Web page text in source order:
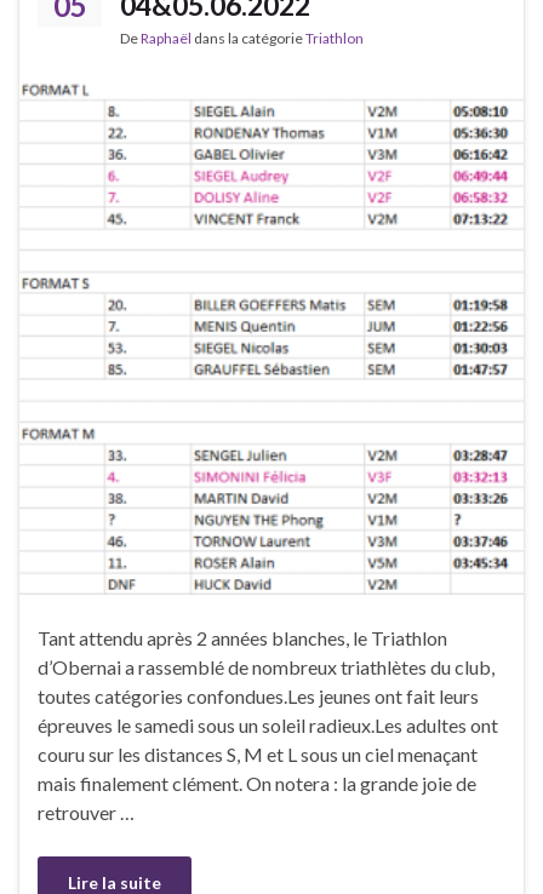
DeRaphaël dans la catégorieTriathlon
Tant attendu après 2 années blanches, le Triathlon
d’Obernai a rassemblé de nombreux triathlètes du club,
toutes catégories confondues.Les jeunes ont fait leurs
épreuves le samedi sous un soleil radieux.Les adultes ont
couru sur les distances S, M et L sous un ciel menaçant
mais finalement clément. On notera : la grande joie de
retrouver …
Lire la suite